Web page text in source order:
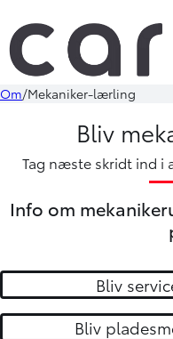
Om Mekaniker-lærling
Bliv
Tag næste skridt ind i
Info om
Bliv
Bliv